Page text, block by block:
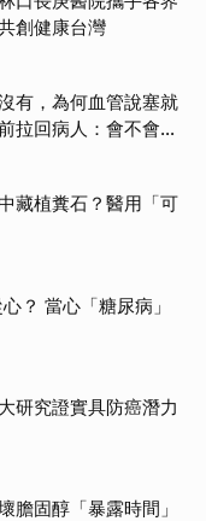
創健康台灣
有，為何血管說塞就
拉回病人：會不會心
藏植糞石？醫用「可
？ 當心「糖尿病」
研究證實具防癌潛力
膽固醇「暴露時間」